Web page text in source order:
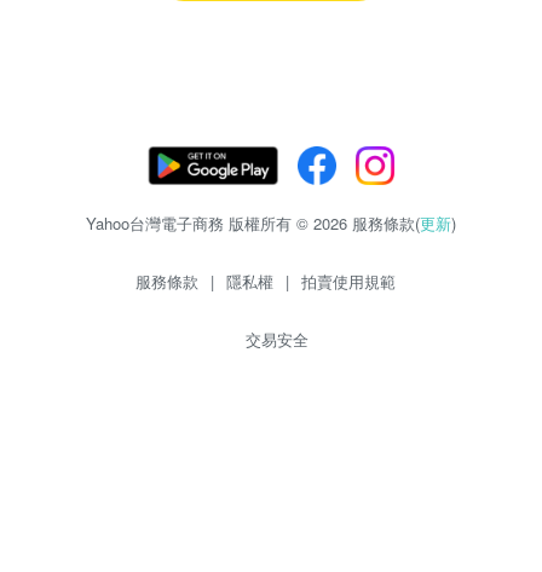
Yahoo台灣電子商務 版權所有 © 2026 服務條款(更新)
服務條款 | 隱私權 | 拍賣使用規範
交易安全